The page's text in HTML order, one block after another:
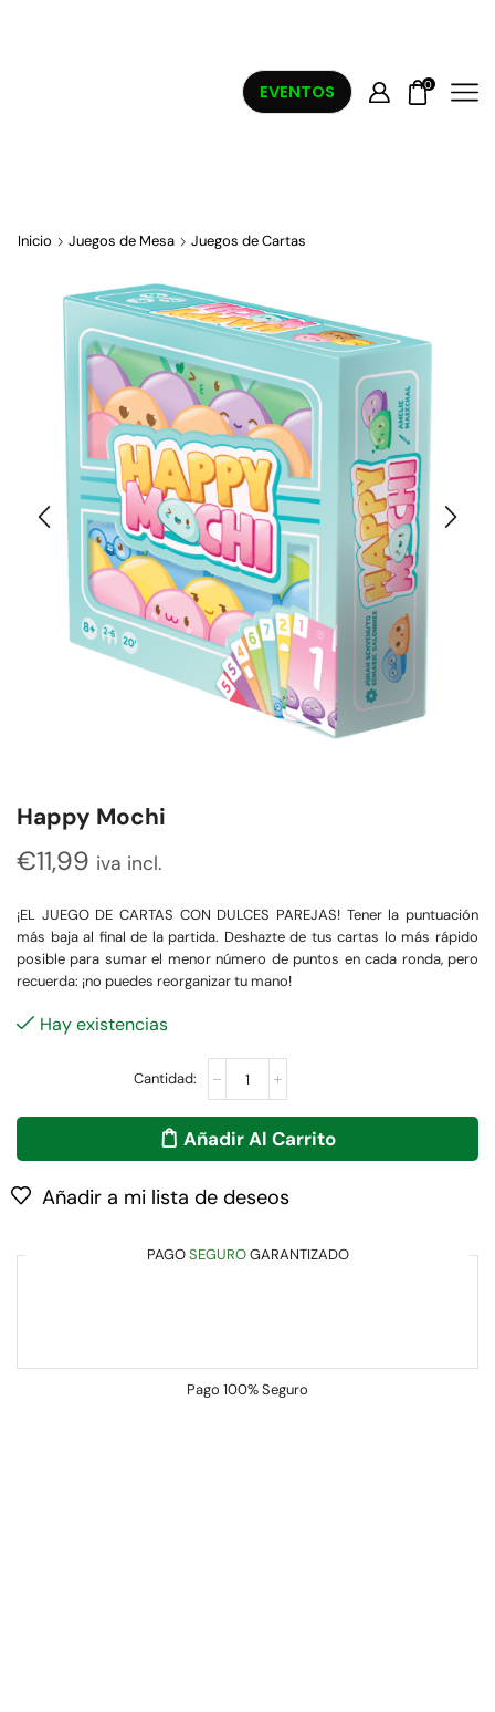
EVENTOS 0
Inicio Juegos de Mesa Juegos de Cartas
Happy Mochi
€11,99 iva incl.
¡EL JUEGO DE CARTAS CON DULCES PAREJAS! Tener la puntuación
más baja al final de la partida. Deshazte de tus cartas lo más rápido
posible para sumar el menor número de puntos en cada ronda, pero
recuerda: ¡no puedes reorganizar tu mano!
Hay existencias
Añadir Al Carrito
Añadir a mi lista de deseos
PAGOSEGUROGARANTIZADO
Pago 100% Seguro